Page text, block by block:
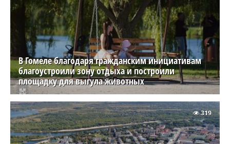
В Гомеле благодаря гражданским инициативам
благоустроили зону отдыха и построили
площадку для выгула животных
319